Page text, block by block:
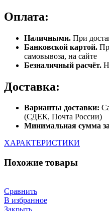
Оплата:
Наличными. При
Банковской картой.
самовывоза, на сайте
Безналичный расчёт.
Доставка:
Варианты доставки:
(СДЕК, Почта России)
Минимальная сумма
ХАРАКТЕРИСТИКИ
Похожие товары
Сравнить
В избранное
Закрыть